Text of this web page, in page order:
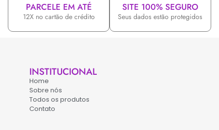
PARCELE EM ATÉ
12X no cartão de crédito
SITE 100% SEGURO
Seus dados estão protegidos
INSTITUCIONAL
Home
Sobre nós
Todos os produtos
Contato